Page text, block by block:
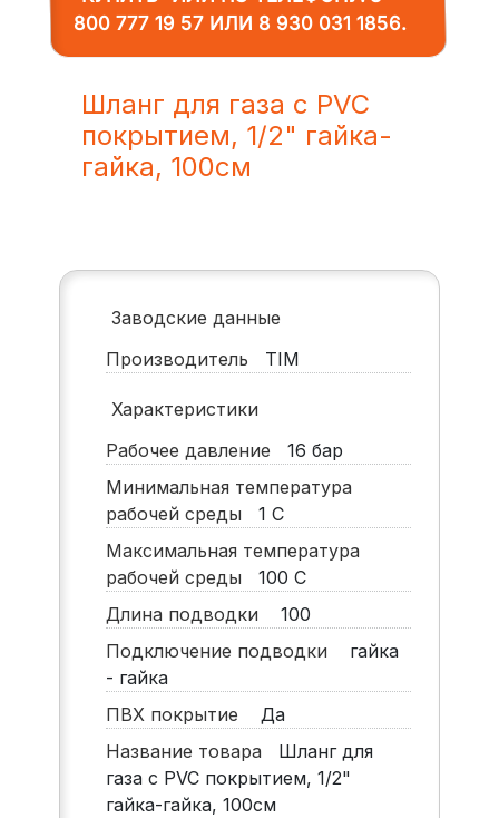
800 777 19 57ИЛИ 8 930 031 1856.
Шланг для газа с PVC
покрытием, 1/2" гайка-
гайка, 100см
Заводские данные
Производитель
TIM
Характеристики
Рабочее давление
16 бар
Минимальная температура
рабочей среды
1 С
Максимальная температура
рабочей среды
100 С
Длина подводки
100
Подключение подводки
гайка
- гайка
ПВХ покрытие
Да
Название товара
Шланг для
газа с PVC покрытием, 1/2"
гайка-гайка, 100см